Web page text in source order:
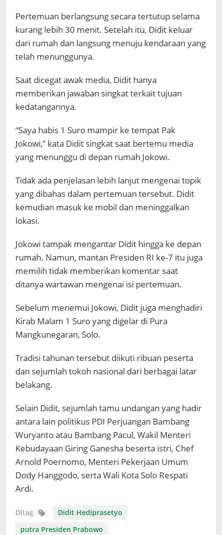
Pertemuan berlangsung secara tertutup selama
kurang lebih 30 menit. Setelah itu, Didit keluar
dari rumah dan langsung menuju kendaraan yang
telah menunggunya.
Saat dicegat awak media, Didit hanya
memberikan jawaban singkat terkait tujuan
kedatangannya.
“Saya habis 1 Suro mampir ke tempat Pak
Jokowi,” kata Didit singkat saat bertemu media
yang menunggu di depan rumah Jokowi.
Tidak ada penjelasan lebih lanjut mengenai topik
yang dibahas dalam pertemuan tersebut. Didit
kemudian masuk ke mobil dan meninggalkan
lokasi.
Jokowi tampak mengantar Didit hingga ke depan
rumah. Namun, mantan Presiden RI ke-7 itu juga
memilih tidak memberikan komentar saat
ditanya wartawan mengenai isi pertemuan.
Sebelum menemui Jokowi, Didit juga menghadiri
Kirab Malam 1 Suro yang digelar di Pura
Mangkunegaran, Solo.
Tradisi tahunan tersebut diikuti ribuan peserta
dan sejumlah tokoh nasional dari berbagai latar
belakang.
Selain Didit, sejumlah tamu undangan yang hadir
antara lain politikus PDI Perjuangan Bambang
Wuryanto atau Bambang Pacul, Wakil Menteri
Kebudayaan Giring Ganesha beserta istri, Chef
Arnold Poernomo, Menteri Pekerjaan Umum
Dody Hanggodo, serta Wali Kota Solo Respati
Ardi.
Ditag
Didit Hediprasetyo
putra Presiden Prabowo